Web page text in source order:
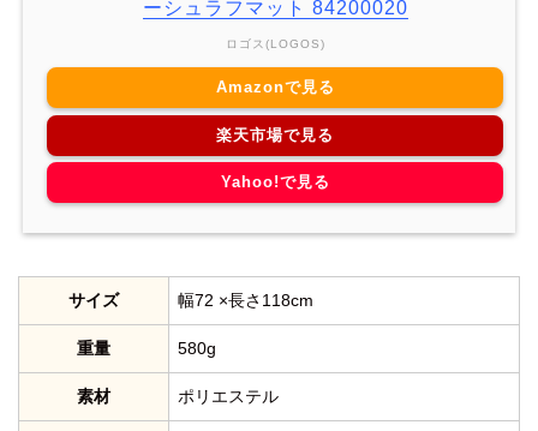
ーシュラフマット 84200020
ロゴス(LOGOS)
Amazonで見る
楽天市場で見る
Yahoo!で見る
サイズ 幅72 ×長さ118cm
重量 580g
素材 ポリエステル